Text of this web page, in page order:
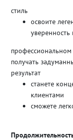
стиль
освоите
уверенность
профессиональном
получать
результат
станете
клиентами
сможете